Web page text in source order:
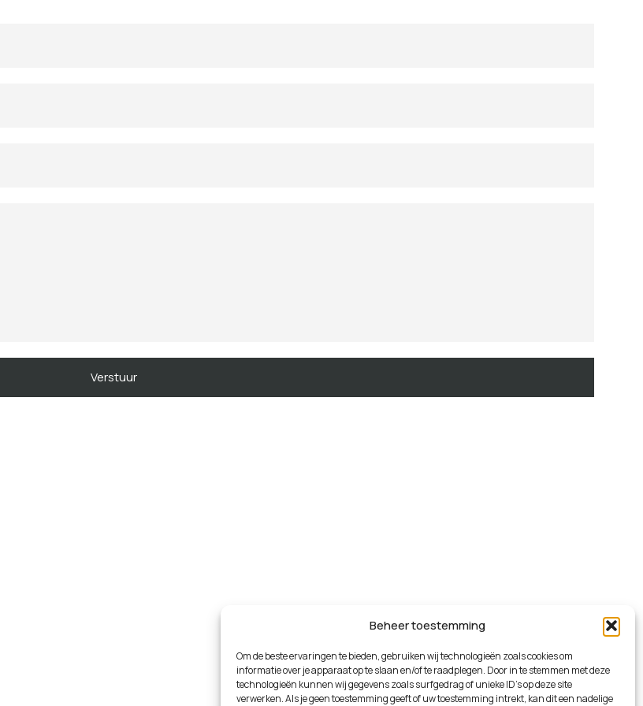
Beheer toestemming
Om de beste ervaringen te bieden, gebruiken wij technologieën zoals cookies om
informatie over je apparaat op te slaan en/of te raadplegen. Door in te stemmen met deze
technologieën kunnen wij gegevens zoals surfgedrag of unieke ID's op deze site
verwerken. Als je geen toestemming geeft of uw toestemming intrekt, kan dit een nadelige